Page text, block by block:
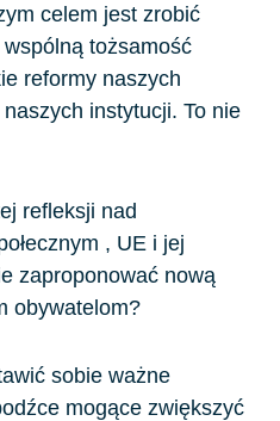
celem jest zrobić
tożsamość
reformy naszych
instytucji. To nie
refleksji nad
, UE i jej
zaproponować nową
obywatelom?
sobie ważne
mogące zwiększyć